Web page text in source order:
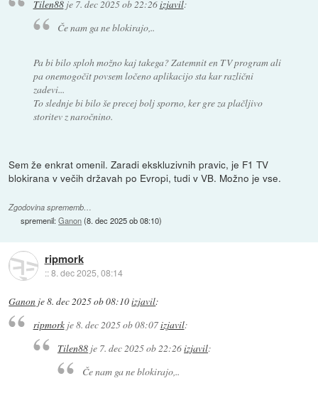
Tilen88je 7. dec 2025 ob 22:26izjavil:
Če nam ga ne blokirajo,..
Pa bi bilo sploh možno kaj takega? Zatemnit en TV program ali
pa onemogočit povsem ločeno aplikacijo sta kar različni
zadevi...
To slednje bi bilo še precej bolj sporno, ker gre za plačljivo
storitev z naročnino.
Sem že enkrat omenil. Zaradi ekskluzivnih pravic, je F1 TV
blokirana v večih državah po Evropi, tudi v VB. Možno je vse.
Zgodovina sprememb…
spremenil:Ganon(8. dec 2025 ob 08:10)
ripmork
::8. dec 2025, 08:14
Ganon je8. dec 2025 ob 08:10izjavil:
ripmorkje8. dec 2025 ob 08:07izjavil:
Tilen88 je 7. dec 2025 ob 22:26izjavil:
Če nam ga ne blokirajo,..